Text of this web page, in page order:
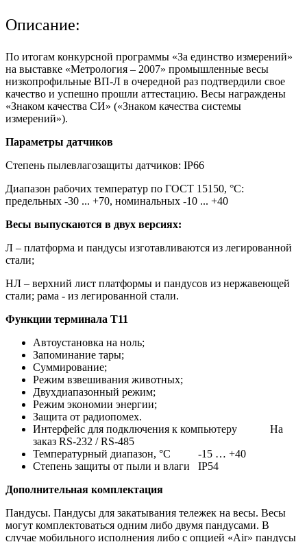
Описание:
По итогам конкурсной программы «За единство измерений»
на выставке «Метрология – 2007» промышленные весы
низкопрофильные ВП-Л в очередной раз подтвердили свое
качество и успешно прошли аттестацию. Весы награждены
«Знаком качества СИ» («Знаком качества системы
измерений»).
Параметры датчиков
Степень пылевлагозащиты датчиков: IP66
Диапазон рабочих температур по ГОСТ 15150, °С:
предельных -30 ... +70, номинальных -10 ... +40
Весы выпускаются в двух версиях:
Л – платформа и пандусы изготавливаются из легированной
стали;
НЛ – верхний лист платформы и пандусов из нержавеющей
стали; рама - из легированной стали.
Функции терминала Т11
Автоустановка на ноль;
Запоминание тары;
Суммирование;
Режим взвешивания животных;
Двухдиапазонный режим;
Режим экономии энергии;
Защита от радиопомех.
Интерфейс для подключения к компьютеру На
заказ RS-232 / RS-485
Температурный диапазон, °С -15 … +40
Степень защиты от пыли и влаги IP54
Дополнительная комплектация
Пандусы. Пандусы для закатывания тележек на весы. Весы
могут комплектоваться одним либо двумя пандусами. В
случае мобильного исполнения либо с опцией «Air» пандусы